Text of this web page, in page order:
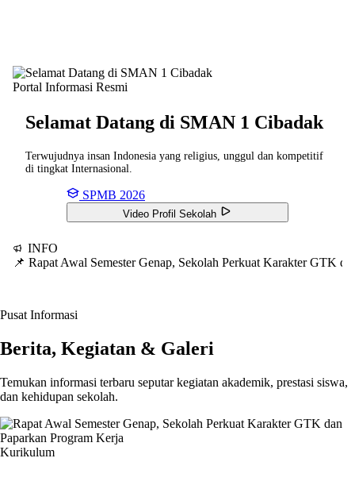
Portal Informasi Resmi
Selamat Datang di SMAN 1 Cibadak
Terwujudnya insan Indonesia yang religius, unggul dan kompetitif
di tingkat Internasional.
SPMB 2026
Video Profil Sekolah
INFO
📌 Rapat Awal Semester Genap, Sekolah Perkuat Karakter GTK
Pusat Informasi
Berita, Kegiatan & Galeri
Temukan informasi terbaru seputar kegiatan akademik, prestasi siswa,
dan kehidupan sekolah.
Kurikulum